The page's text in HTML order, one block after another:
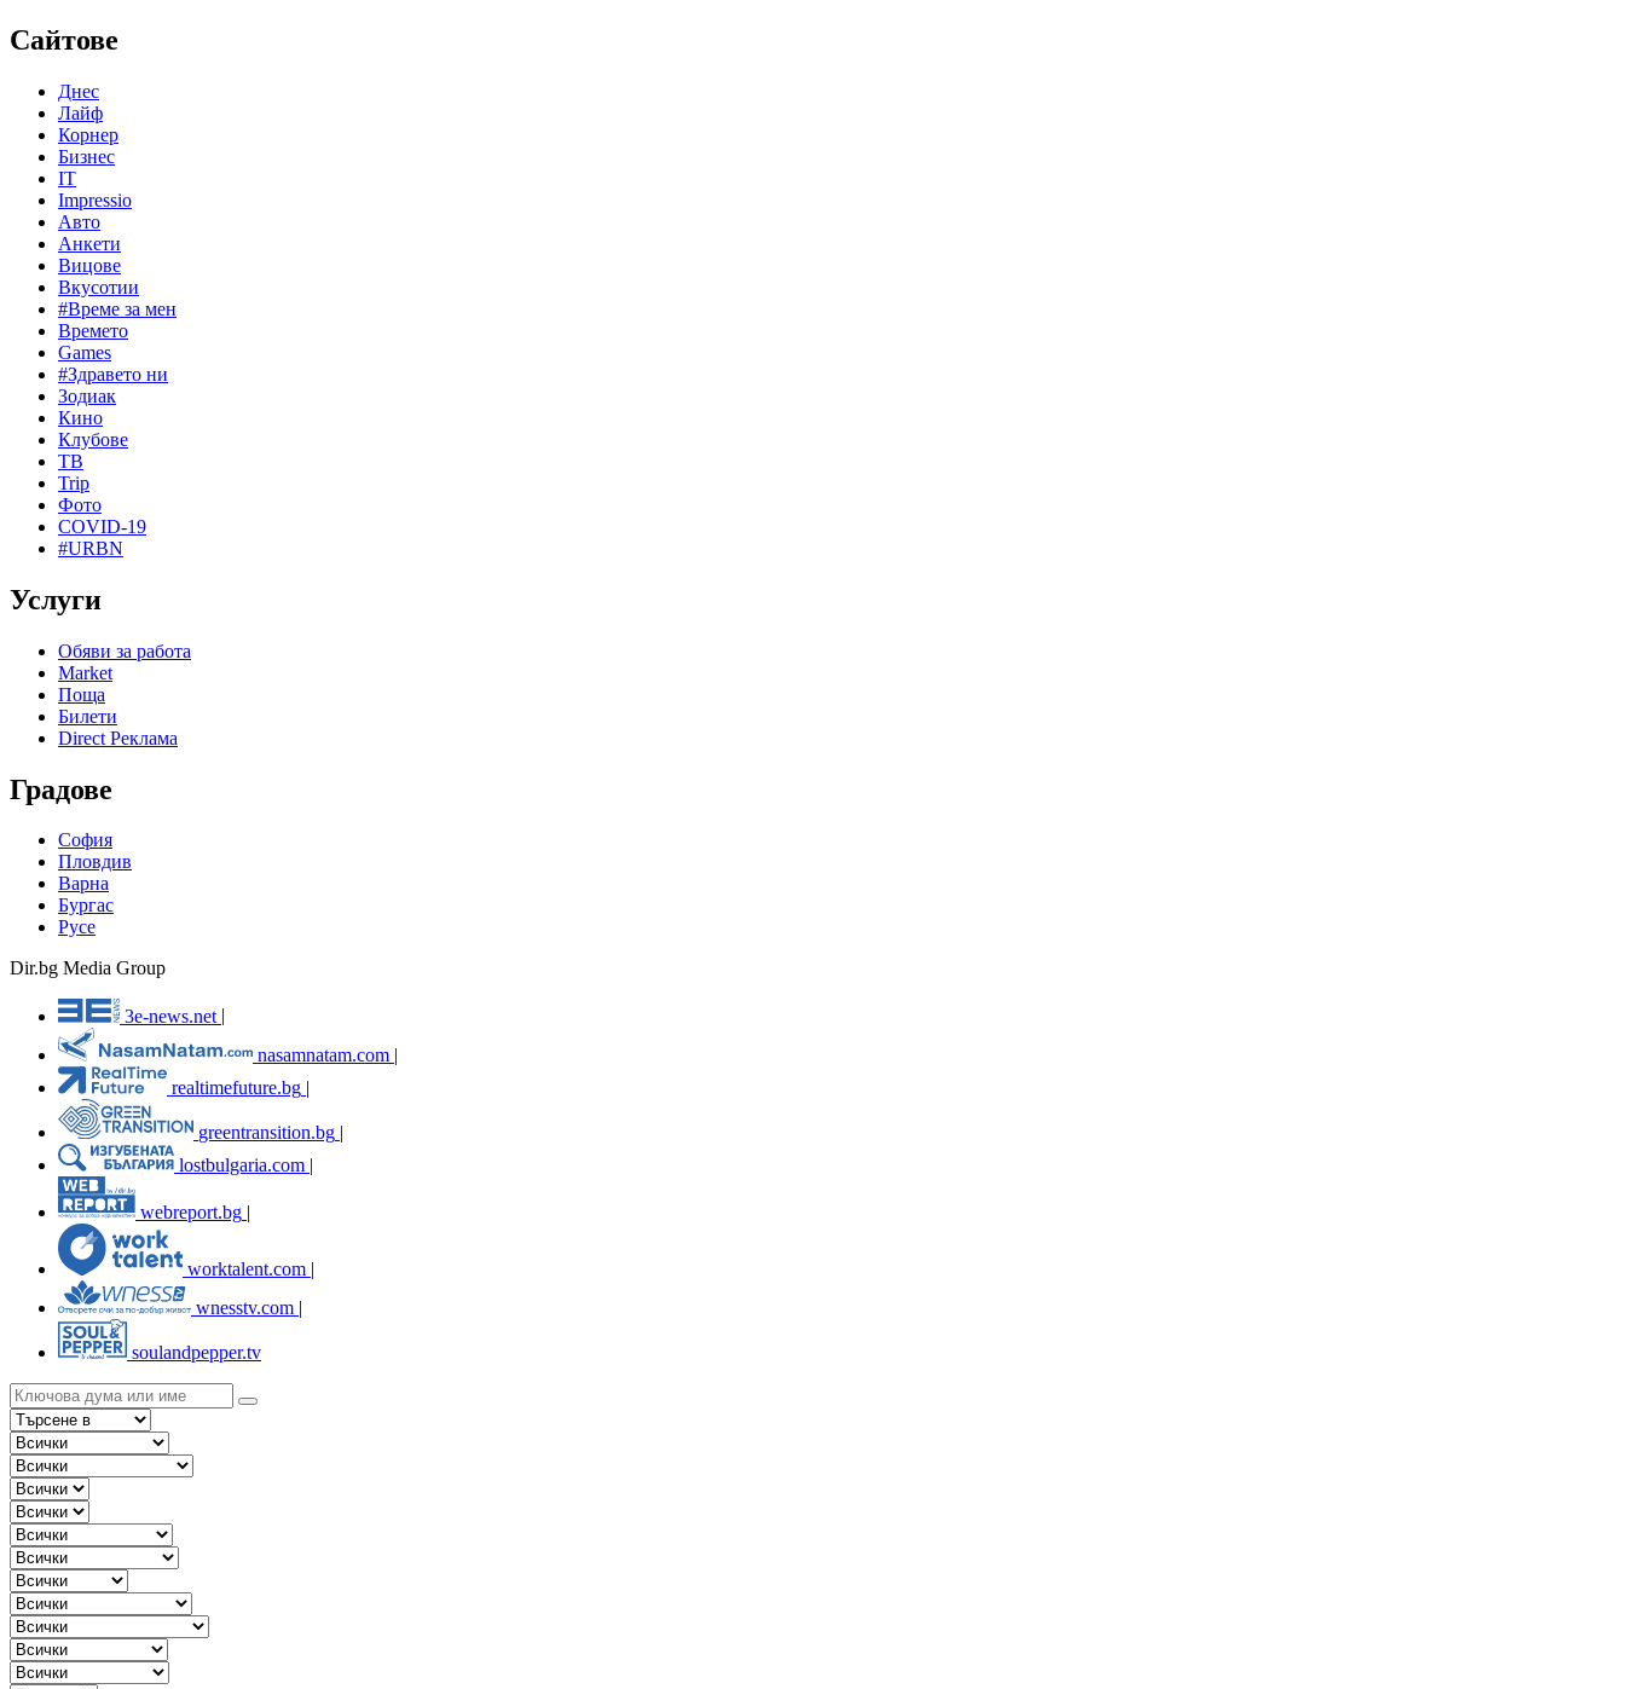
Сайтове
Днес
Лайф
Корнер
Бизнес
IT
Impressio
Авто
Анкети
Вицове
Вкусотии
#Време за мен
Времето
Games
#Здравето ни
Зодиак
Кино
Клубове
ТВ
Trip
Фото
COVID-19
#URBN
Услуги
Обяви за работа
Market
Поща
Билети
Direct Реклама
Градове
София
Пловдив
Варна
Бургас
Русе
Dir.bg Media Group
3e-news.net
nasamnatam.com |
realtimefuture.bg |
greentransition.bg |
lostbulgaria.com |
webreport.bg
worktalent.com |
wnesstv.com |
soulandpepper.tv